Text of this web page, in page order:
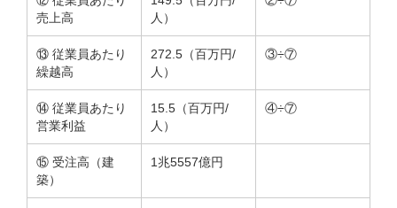
売上高
人）
⑬ 従業員あたり
繰越高
272.5（百万円/
人）
③÷⑦
⑭ 従業員あたり
営業利益
15.5（百万円/
人）
④÷⑦
⑮ 受注高（建
築）
1兆5557億円